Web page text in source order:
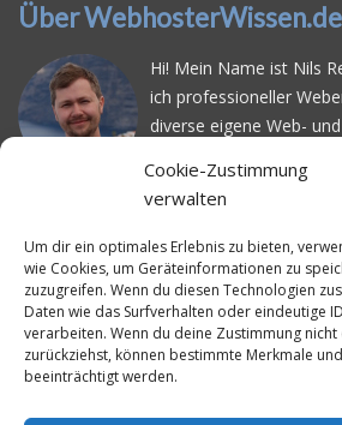
Cookie-Zustimmung
verwalten
Um dir ein optimales Erlebnis zu bieten,
wie Cookies, um Geräteinformationen zu
zuzugreifen. Wenn du diesen Technologien
Daten wie das Surfverhalten oder eindeutige
verarbeiten. Wenn du deine Zustimmung
zurückziehst, können bestimmte Merkmale
beeinträchtigt werden.
Über WebhosterWissen.de
Hi! Mein Name ist Nils
ich professioneller
diverse eigene Web-
schwierig ist gutes
vielen Anbietern ärgert
Serverausfälleoder
Ladezeiten. Deswegen
angefangen, die
systematisch zu testen
Erreichbarkeit und
Website basierend auf
System WordPress zu